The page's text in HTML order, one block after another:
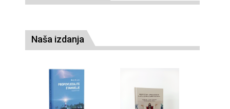
Naša izdanja